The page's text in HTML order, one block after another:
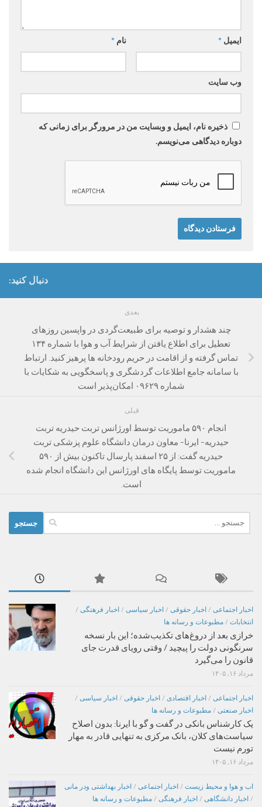
نام * ایمیل *
وب‌ سایت
ذخیره نام، ایمیل و وبسایت من در مرورگر برای زمانی که
دوباره دیدگاهی می‌نویسم.
دنبال کنید:
بعدی
چند هشدار و توصیه برای طبیعت‌گردی در واپسین روزهای
تعطیل برای اطلاع یافتن از شرایط آب و هوا با شماره ۱۳۴
تماس گرفته و از اقامت در حریم رودخانه ها پرهیز کنید. ارتباط
با سامانه جامع اطلاعات گردشگری و پاسخگویی به شکایات با
شماره ۰۹۶۲۹ امکان‌پذیر است
قبلی
انجام ۵۹۰ ماموریت توسط اورژانس تربت حیدریه تربت
حیدریه- ایرنا- معاون درمان دانشگاه علوم پزشکی تربت
حیدریه گفت: از ۲۵ اسفند پارسال تاکنون بیش از ۵۹۰
ماموریت توسط پایگاه های اورژانس این دانشگاه انجام شده
است.
برای:
اخبار اجتماعی / اخبار حقوقی / اخبار سیاسی / اخبار فرهنگی /
انتخابات / مطبوعات و رسانه ها
خرازی بعد از دروغ‌های تکذیب‌شده؛ این بار نسخه
سرنگونی دولت را پیچید / وقتی رویای قدرت جای
قانون را می‌گیرد
مرداد ۱۶, ۱۴۰۵
اخبار اجتماعی / اخبار اقتصادی / اخبار حقوقی / اخبار سیاسی /
اخبار صنعتی / مطبوعات و رسانه ها
یک کارشناس بانکی در گفت و گو با ایرنا: بدون اصلاح
سیاست‌های کلان، بانک مرکزی به تنهایی قادر به مهار
تورم نیست
مرداد ۱۶, ۱۴۰۵
اب و هوا و محیط زیست / اخبار اجتماعی / اخبار بهداشتی ودر مانی
/ اخبار دانشگاهی / اخبار فرهنگی / مطبوعات و رسانه ها